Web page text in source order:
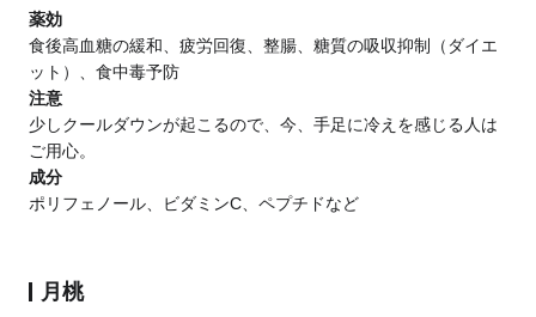
薬効
食後高血糖の緩和、疲労回復、整腸、糖質の吸収抑制（ダイエ
ット）、食中毒予防
注意
少しクールダウンが起こるので、今、手足に冷えを感じる人は
ご用心。
成分
ポリフェノール、ビダミンC、ペプチドなど
月桃